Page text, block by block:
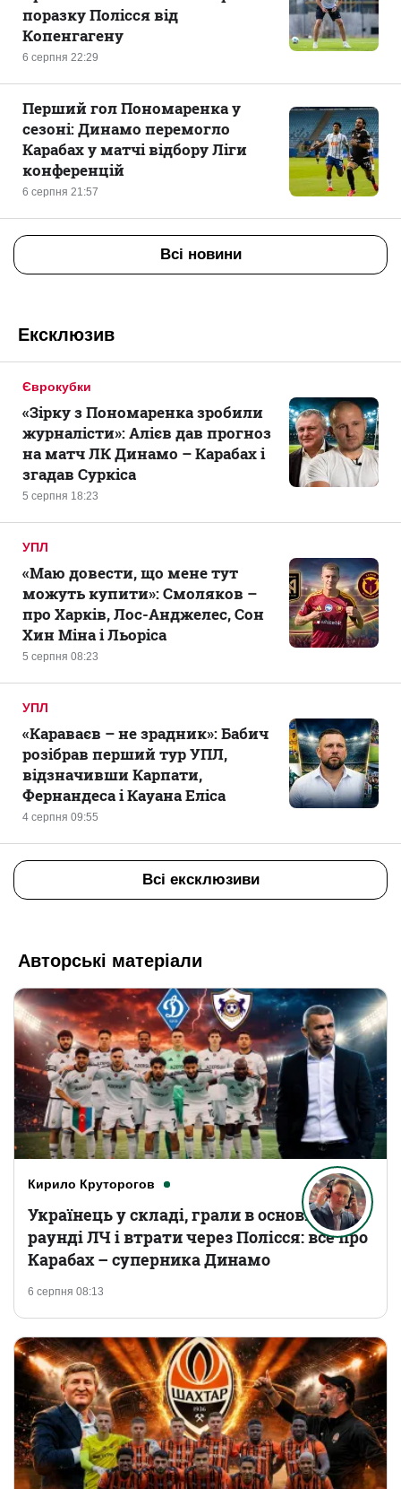
6 серпня 22:29
поразку Полісся від
Копенгагену
6 серпня 21:57
Перший гол Пономаренка у
сезоні: Динамо перемогло
Карабах у матчі відбору Ліги
конференцій
Всі новини
Ексклюзив
Єврокубки
5 серпня 18:23
«Зірку з Пономаренка зробили
журналісти»: Алієв дав прогноз
на матч ЛК Динамо – Карабах і
згадав Суркіса
УПЛ
5 серпня 08:23
«Маю довести, що мене тут
можуть купити»: Смоляков –
про Харків, Лос-Анджелес, Сон
Хин Міна і Льоріса
УПЛ
4 серпня 09:55
«Караваєв – не зрадник»: Бабич
розібрав перший тур УПЛ,
відзначивши Карпати,
Фернандеса і Кауана Еліса
Всі ексклюзиви
Авторські матеріали
Кирило Круторогов
6 серпня 08:13
Українець у складі, грали в основному
раунді ЛЧ і втрати через Полісся: все про
Карабах – суперника Динамо